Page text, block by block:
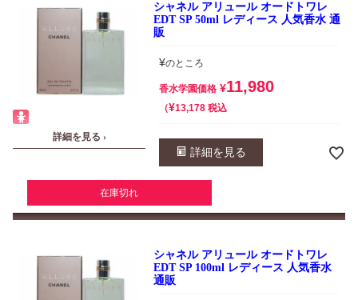
詳細を見る ›
シャネル アリュール オードトワレ
EDT SP 50ml レディース 人気香水 通
販
¥のところ
香水学園価格 ¥11,980
¥13,178 税込
詳細を見る
在庫切れ
シャネル アリュール オードトワレ
EDT SP 100ml レディース 人気香水
通販